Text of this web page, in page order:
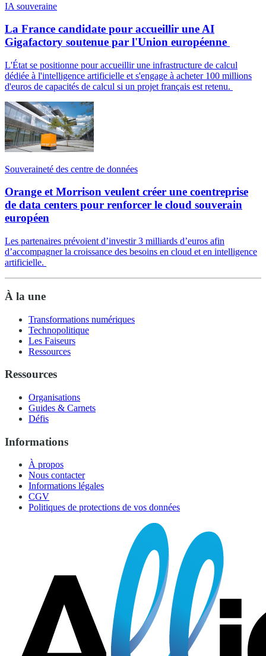
IA souveraine
La France candidate pour accueillir une AI
Gigafactory soutenue par l'Union européenne
L'État se positionne pour accueillir une infrastructure de calcul
dédiée à l'intelligence artificielle et s'engage à acheter 100 millions
d'euros de capacités de calcul si un projet français est retenu.
Souveraineté des centre de données
Orange et Morrison veulent créer une coentreprise
de data centers pour renforcer le cloud souverain
européen
Les partenaires prévoient d’investir 3 milliards d’euros afin
d’accompagner la croissance des besoins en cloud et en intelligence
artificielle.
À la une
Transformations numériques
Technopolitique
Les Faiseurs
Ressources
Ressources
Organisations
Guides & Carnets
Défis
Informations
À propos
Nous contacter
Informations légales
CGV
Politiques de protections de vos données